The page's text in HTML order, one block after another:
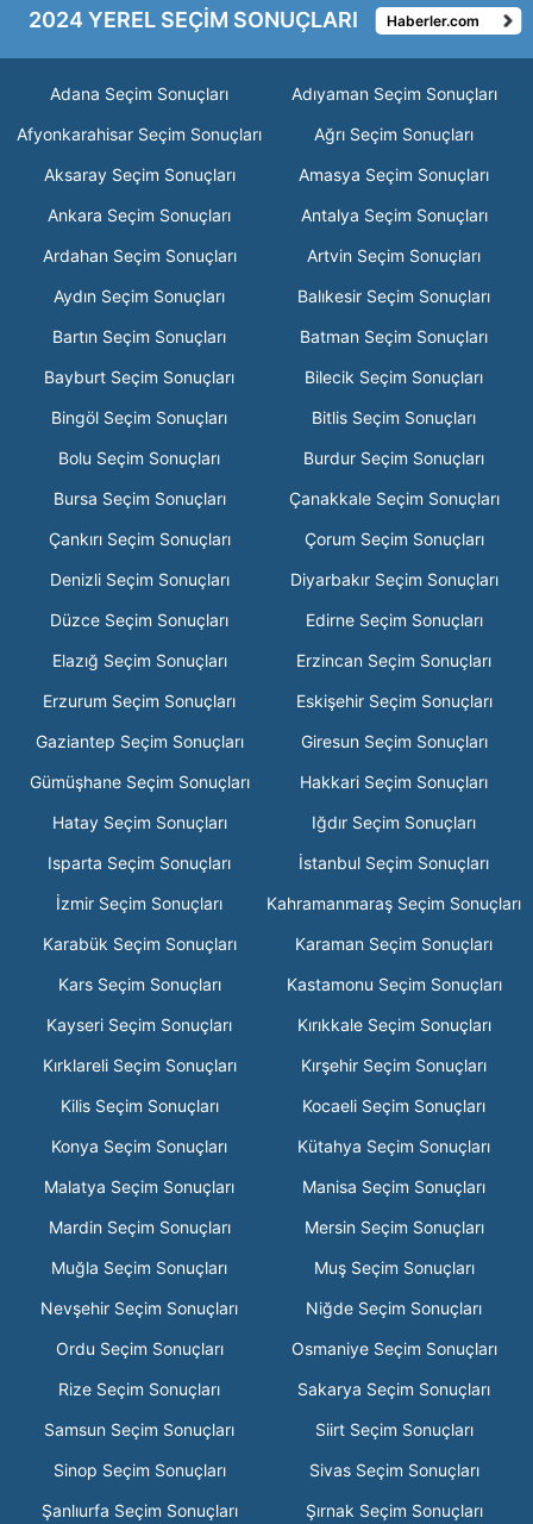
2024 YEREL SEÇİM SONUÇLARI Haberler.com
Adana Seçim Sonuçları
Adıyaman Seçim Sonuçları
Afyonkarahisar Seçim Sonuçları
Ağrı Seçim Sonuçları
Aksaray Seçim Sonuçları
Amasya Seçim Sonuçları
Ankara Seçim Sonuçları
Antalya Seçim Sonuçları
Ardahan Seçim Sonuçları
Artvin Seçim Sonuçları
Aydın Seçim Sonuçları
Balıkesir Seçim Sonuçları
Bartın Seçim Sonuçları
Batman Seçim Sonuçları
Bayburt Seçim Sonuçları
Bilecik Seçim Sonuçları
Bingöl Seçim Sonuçları
Bitlis Seçim Sonuçları
Bolu Seçim Sonuçları
Burdur Seçim Sonuçları
Bursa Seçim Sonuçları
Çanakkale Seçim Sonuçları
Çankırı Seçim Sonuçları
Çorum Seçim Sonuçları
Denizli Seçim Sonuçları
Diyarbakır Seçim Sonuçları
Düzce Seçim Sonuçları
Edirne Seçim Sonuçları
Elazığ Seçim Sonuçları
Erzincan Seçim Sonuçları
Erzurum Seçim Sonuçları
Eskişehir Seçim Sonuçları
Gaziantep Seçim Sonuçları
Giresun Seçim Sonuçları
Gümüşhane Seçim Sonuçları
Hakkari Seçim Sonuçları
Hatay Seçim Sonuçları
Iğdır Seçim Sonuçları
Isparta Seçim Sonuçları
İstanbul Seçim Sonuçları
İzmir Seçim Sonuçları
Kahramanmaraş Seçim Sonuçları
Karabük Seçim Sonuçları
Karaman Seçim Sonuçları
Kars Seçim Sonuçları
Kastamonu Seçim Sonuçları
Kayseri Seçim Sonuçları
Kırıkkale Seçim Sonuçları
Kırklareli Seçim Sonuçları
Kırşehir Seçim Sonuçları
Kilis Seçim Sonuçları
Kocaeli Seçim Sonuçları
Konya Seçim Sonuçları
Kütahya Seçim Sonuçları
Malatya Seçim Sonuçları
Manisa Seçim Sonuçları
Mardin Seçim Sonuçları
Mersin Seçim Sonuçları
Muğla Seçim Sonuçları
Muş Seçim Sonuçları
Nevşehir Seçim Sonuçları
Niğde Seçim Sonuçları
Ordu Seçim Sonuçları
Osmaniye Seçim Sonuçları
Rize Seçim Sonuçları
Sakarya Seçim Sonuçları
Samsun Seçim Sonuçları
Siirt Seçim Sonuçları
Sinop Seçim Sonuçları
Sivas Seçim Sonuçları
Şanlıurfa Seçim Sonuçları
Şırnak Seçim Sonuçları